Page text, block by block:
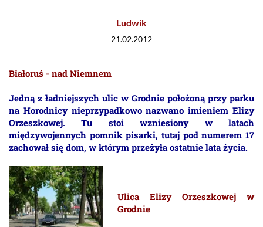
Ludwik
21.02.2012
Białoruś - nad Niemnem
Jedną z ładniejszych ulic w Grodnie położoną przy parku
na Horodnicy nieprzypadkowo nazwano imieniem Elizy
Orzeszkowej. Tu stoi wzniesiony w latach
międzywojennych pomnik pisarki, tutaj pod numerem 17
zachował się dom, w którym przeżyła ostatnie lata życia.
Ulica Elizy Orzeszkowej w
Grodnie